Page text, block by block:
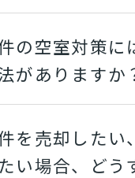
も行います。
の空室対策に
がありますか
を売却したい
い場合、どう